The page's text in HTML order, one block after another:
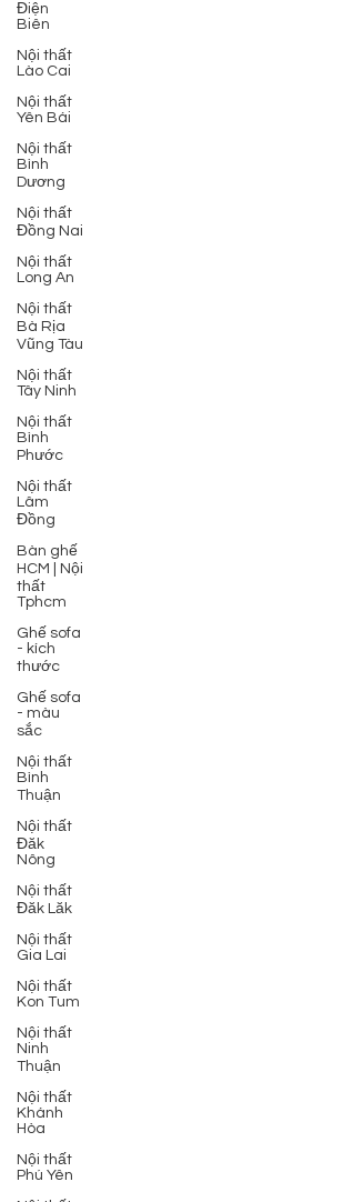
Điện
Biên
Nội thất
Lào Cai
Nội thất
Yên Bái
Nội thất
Bình
Dương
Nội thất
Đồng Nai
Nội thất
Long An
Nội thất
Bà Rịa
Vũng Tàu
Nội thất
Tây Ninh
Nội thất
Bình
Phước
Nội thất
Lâm
Đồng
Bàn ghế
HCM | Nội
thất
Tphcm
Ghế sofa
- kích
thước
Ghế sofa
- màu
sắc
Nội thất
Bình
Thuận
Nội thất
Đăk
Nông
Nội thất
Đăk Lăk
Nội thất
Gia Lai
Nội thất
Kon Tum
Nội thất
Ninh
Thuận
Nội thất
Khánh
Hòa
Nội thất
Phú Yên